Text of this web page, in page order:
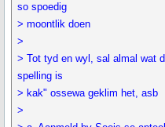
so spoedig
> moontlik doen
>
> Tot tyd en wyl, sal almal wat
spelling is
> kak" ossewa geklim het, asb
>